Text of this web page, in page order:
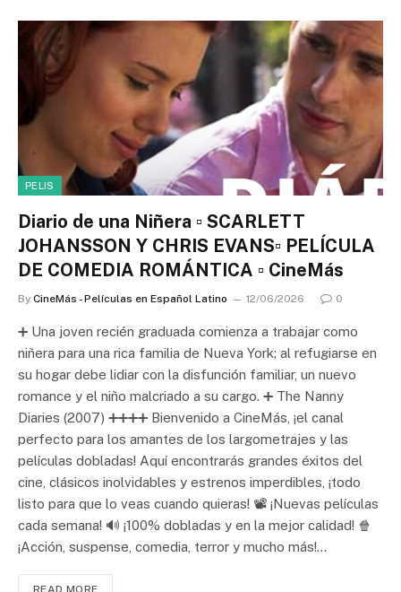
PELIS
Diario de una Niñera ▫️ SCARLETT
JOHANSSON Y CHRIS EVANS▫️ PELÍCULA
DE COMEDIA ROMÁNTICA ▫️ CineMás
By CineMás - Películas en Español Latino 12/06/2026 0
➕ Una joven recién graduada comienza a trabajar como
niñera para una rica familia de Nueva York; al refugiarse en
su hogar debe lidiar con la disfunción familiar, un nuevo
romance y el niño malcriado a su cargo. ➕ The Nanny
Diaries (2007) ➕➕➕➕ Bienvenido a CineMás, ¡el canal
perfecto para los amantes de los largometrajes y las
películas dobladas! Aquí encontrarás grandes éxitos del
cine, clásicos inolvidables y estrenos imperdibles, ¡todo
listo para que lo veas cuando quieras! 📽️ ¡Nuevas películas
cada semana! 🔊 ¡100% dobladas y en la mejor calidad! 🍿
¡Acción, suspense, comedia, terror y mucho más!…
READ MORE